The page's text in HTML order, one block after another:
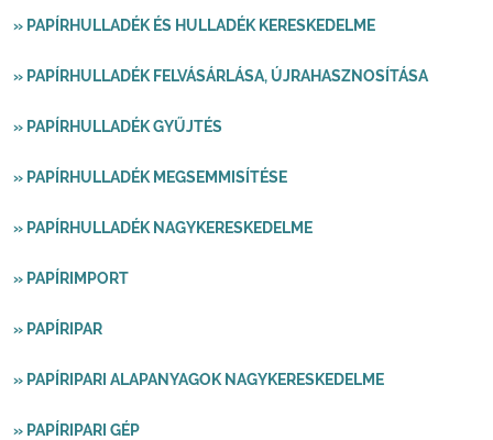
» PAPÍRHULLADÉK ÉS HULLADÉK KERESKEDELME
» PAPÍRHULLADÉK FELVÁSÁRLÁSA, ÚJRAHASZNOSÍTÁSA
» PAPÍRHULLADÉK GYŰJTÉS
» PAPÍRHULLADÉK MEGSEMMISÍTÉSE
» PAPÍRHULLADÉK NAGYKERESKEDELME
» PAPÍRIMPORT
» PAPÍRIPAR
» PAPÍRIPARI ALAPANYAGOK NAGYKERESKEDELME
» PAPÍRIPARI GÉP